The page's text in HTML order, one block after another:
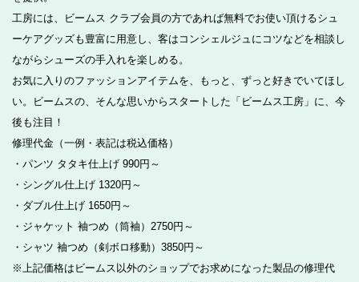
工房には、ビームス クラブ会員の方であれば無料でお使い頂けるシュ
ーケアグッズも豊富に用意し、客はコンシェルジュにコツなどを相談し
ながらシューズの手入れを楽しめる。
お気に入りのファッションアイテムを、もっと、ずっと好きでいてほし
い。ビームスの、そんな思いからスタートした「ビームス工房」に、今
後も注目！
修理代金（一例・表記は税込価格）
・パンツ タタキ仕上げ 990円～
・シングル仕上げ 1320円～
・ダブル仕上げ 1650円～
・ジャケット 袖つめ（筒袖）2750円～
・シャツ 袖つめ（剣ボロ移動）3850円～
※上記価格はビームス以外のショップでお求めになった製品の修理代